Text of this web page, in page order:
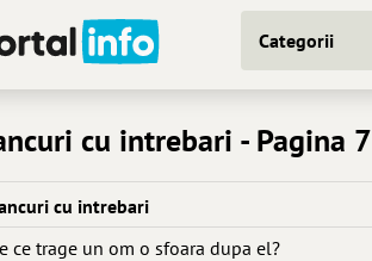
Categorii
cu intrebari - Pagina 7
cu intrebari
ce trage un om o sfoara dupa el?